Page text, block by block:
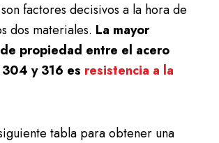
factores decisivos a la hora de
dos materiales. La mayor
propiedad entre el acero
y 316 es resistencia a la
tabla para obtener una